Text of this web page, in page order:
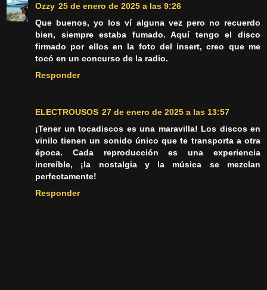
Ozzy 25 de enero de 2025 a las 9:26
Que buenos, yo los ví alguna vez pero no recuerdo
bien, siempre estaba fumado. Aquí tengo el disco
firmado por ellos en la foto del insert, creo que me
tocó en un concurso de la radio.
Responder
ELECTROUSOS 27 de enero de 2025 a las 13:57
¡Tener un tocadiscos es una maravilla! Los discos en
vinilo tienen un sonido único que te transporta a otra
época. Cada reproducción es una experiencia
increíble, ¡la nostalgia y la música se mezclan
perfectamente!
Responder